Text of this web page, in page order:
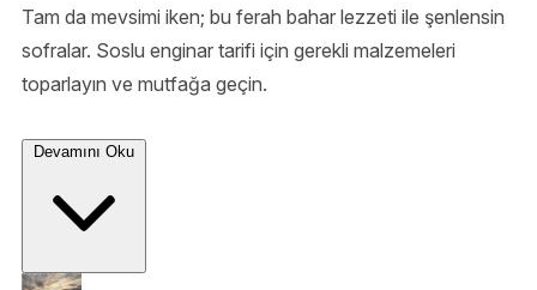
Tam da mevsimi iken; bu ferah bahar lezzeti ile şenlensin
sofralar. Soslu enginar tarifi için gerekli malzemeleri
toparlayın ve mutfağa geçin.
Devamını Oku